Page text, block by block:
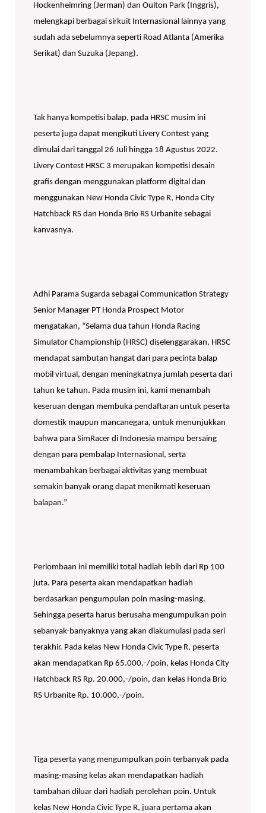
Hockenheimring (Jerman) dan Oulton Park (Inggris),
melengkapi berbagai sirkuit Internasional lainnya yang
sudah ada sebelumnya seperti Road Atlanta (Amerika
Serikat) dan Suzuka (Jepang).
Tak hanya kompetisi balap, pada HRSC musim ini
peserta juga dapat mengikuti Livery Contest yang
dimulai dari tanggal 26 Juli hingga 18 Agustus 2022.
Livery Contest HRSC 3 merupakan kompetisi desain
grafis dengan menggunakan platform digital dan
menggunakan New Honda Civic Type R, Honda City
Hatchback RS dan Honda Brio RS Urbanite sebagai
kanvasnya.
Adhi Parama Sugarda sebagai Communication Strategy
Senior Manager PT Honda Prospect Motor
mengatakan, “Selama dua tahun Honda Racing
Simulator Championship (HRSC) diselenggarakan, HRSC
mendapat sambutan hangat dari para pecinta balap
mobil virtual, dengan meningkatnya jumlah peserta dari
tahun ke tahun. Pada musim ini, kami menambah
keseruan dengan membuka pendaftaran untuk peserta
domestik maupun mancanegara, untuk menunjukkan
bahwa para SimRacer di Indonesia mampu bersaing
dengan para pembalap Internasional, serta
menambahkan berbagai aktivitas yang membuat
semakin banyak orang dapat menikmati keseruan
balapan.”
Perlombaan ini memiliki total hadiah lebih dari Rp 100
juta. Para peserta akan mendapatkan hadiah
berdasarkan pengumpulan poin masing-masing.
Sehingga peserta harus berusaha mengumpulkan poin
sebanyak-banyaknya yang akan diakumulasi pada seri
terakhir. Pada kelas New Honda Civic Type R, peserta
akan mendapatkan Rp 65.000,-/poin, kelas Honda City
Hatchback RS Rp. 20.000,-/poin, dan kelas Honda Brio
RS Urbanite Rp. 10.000,-/poin.
Tiga peserta yang mengumpulkan poin terbanyak pada
masing-masing kelas akan mendapatkan hadiah
tambahan diluar dari hadiah perolehan poin. Untuk
kelas New Honda Civic Type R, juara pertama akan